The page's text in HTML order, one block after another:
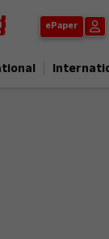
ePaper